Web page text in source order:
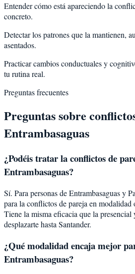
Entender cómo está apareciendo la
concreto.
Detectar los patrones que la mantienen,
asentados.
Practicar cambios conductuales y
tu rutina real.
Preguntas frecuentes
Preguntas sobre
Entrambasaguas
¿Podéis tratar laconflictos de
Entrambasaguas?
Sí. Para personas de Entrambasaguas y
para la conflictos de pareja en
Tiene la misma eficacia que la
desplazarte hasta Santander.
¿Qué modalidad encaja mejor
Entrambasaguas?